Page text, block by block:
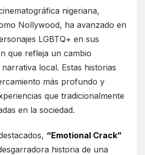
nigeriana,
Nollywood, ha avanzado en
LGBTQ+ en sus
que refleja un cambio
local. Estas historias
más profundo y
que tradicionalmente
en la sociedad.
“Emotional Crack”
historia de una